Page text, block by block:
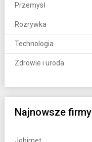
Przemysł
Rozrywka
Technologia
Zdrowie i uroda
Najnowsze firmy